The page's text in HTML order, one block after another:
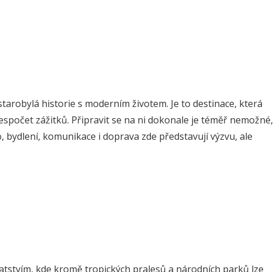
historie s moderním životem. Je to destinace, která
zážitků. Připravit se na ni dokonale je téměř nemožné,
bydlení, komunikace i doprava zde představují výzvu, ale
kde kromě tropických pralesů a národních parků lze